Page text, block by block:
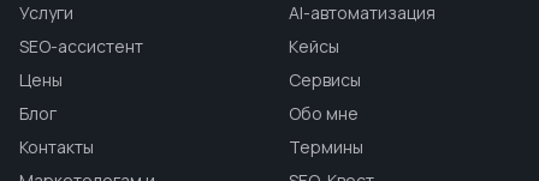
Услуги
AI-автоматизация
SEO-ассистент
Кейсы
Цены
Сервисы
Блог
Обо мне
Контакты
Термины